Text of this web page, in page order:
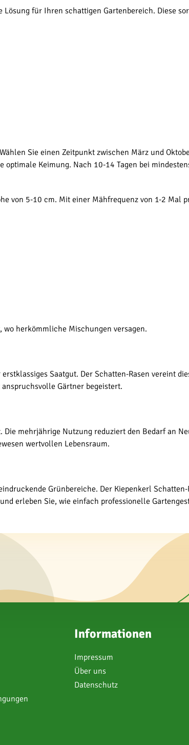
Lösung für Ihren schattigen Gartenbereich. Diese
Sie einen Zeitpunkt zwischen März und
optimale Keimung. Nach 10-14 Tagen bei
von 5-10 cm. Mit einer Mähfrequenz von 1-2 Mal
wo herkömmliche Mischungen versagen.
Saatgut. Der Schatten-Rasen vereint
Gärtner begeistert.
mehrjährige Nutzung reduziert den Bedarf an
wertvollen Lebensraum.
Grünbereiche. Der Kiepenkerl
erleben Sie, wie einfach professionelle
Informationen
Impressum
Über uns
Datenschutz